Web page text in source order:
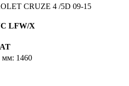
LFW/X
1460